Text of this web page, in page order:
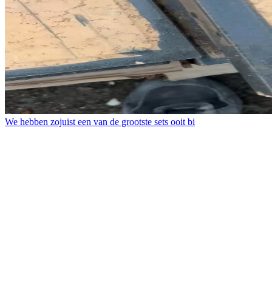
We hebben zojuist een van de grootste sets ooit bi